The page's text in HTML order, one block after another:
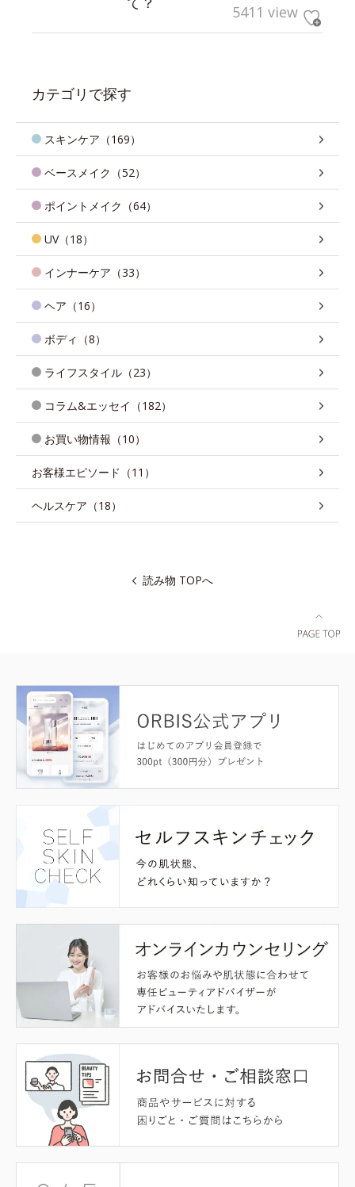
5411 view
カテゴリで探す
スキンケア（169）
ベースメイク（52）
ポイントメイク（64）
UV（18）
インナーケア（33）
ヘア（16）
ボディ（8）
ライフスタイル（23）
コラム&エッセイ（182）
お買い物情報（10）
お客様エピソード（11）
ヘルスケア（18）
読み物 TOPへ